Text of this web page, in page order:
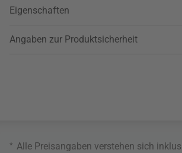
Eigenschaften
Angaben zur Produktsicherheit
* Alle Preisangaben verstehen sich